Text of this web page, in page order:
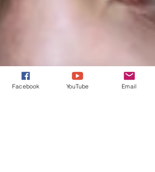
Facebook YouTube Email